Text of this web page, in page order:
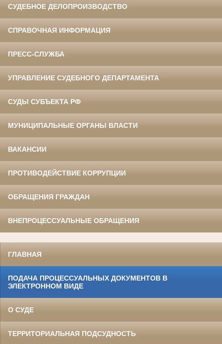
СУДЕБНОЕ ДЕЛОПРОИЗВОДСТВО
СПРАВОЧНАЯ ИНФОРМАЦИЯ
ПРЕСС-СЛУЖБА
УПРАВЛЕНИЕ СУДЕБНОГО ДЕПАРТАМЕНТА
СУДЫ СУБЪЕКТА РФ
МУНИЦИПАЛЬНЫЕ ОРГАНЫ ВЛАСТИ
ВАКАНСИИ
ПРОТИВОДЕЙСТВИЕ КОРРУПЦИИ
ОБРАЩЕНИЯ ГРАЖДАН
ВНЕПРОЦЕССУАЛЬНЫЕ ОБРАЩЕНИЯ
ГЛАВНАЯ
ПОДАЧА ПРОЦЕССУАЛЬНЫХ ДОКУМЕНТОВ В
ЭЛЕКТРОННОМ ВИДЕ
О СУДЕ
ТЕРРИТОРИАЛЬНАЯ ПОДСУДНОСТЬ